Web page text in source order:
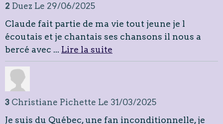
2 Duez Le 29/06/2025
Claude fait partie de ma vie tout jeune je l
écoutais et je chantais ses chansons il nous a
bercé avec ... Lire la suite
3 Christiane Pichette Le 31/03/2025
Je suis du Québec, une fan inconditionnelle, je